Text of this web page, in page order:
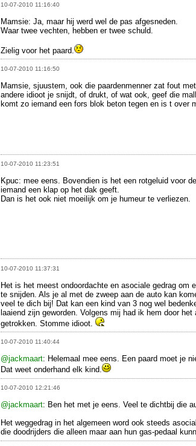
10-07-2010 11:16:40
Mamsie: Ja, maar hij werd wel de pas afgesneden.
Waar twee vechten, hebben er twee schuld.
Zielig voor het paard.
10-07-2010 11:16:50
Mamsie, sjuustem, ook die paardenmenner zat fout
andere idioot je snijdt, of drukt, of wat ook, geef die
komt zo iemand een fors blok beton tegen en is t over
10-07-2010 11:23:51
Kpuc: mee eens. Bovendien is het een rotgeluid voor
iemand een klap op het dak geeft.
Dan is het ook niet moeilijk om je humeur te verliezen.
10-07-2010 11:37:31
Het is het meest ondoordachte en asociale gedrag om
te snijden. Als je al met de zweep aan de auto kan
veel te dich bij! Dat kan een kind van 3 nog wel
laaiend zijn geworden. Volgens mij had ik hem door het
getrokken. Stomme idioot.
10-07-2010 11:40:44
@jackmaart: Helemaal mee eens. Een paard moet je
Dat weet onderhand elk kind.
10-07-2010 12:21:46
@jackmaart: Ben het met je eens. Veel te dichtbij die
Het weggedrag in het algemeen word ook steeds
die doodrijders die alleen maar aan hun gas-pedaal